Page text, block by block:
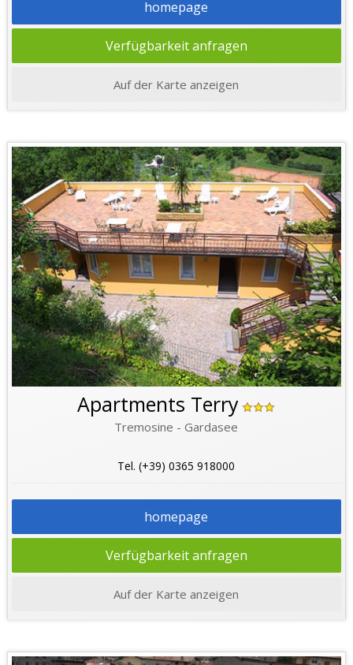
homepage
Verfügbarkeit anfragen
Auf der Karte anzeigen
Apartments Terry
Tremosine - Gardasee
Tel. (+39) 0365 918000
homepage
Verfügbarkeit anfragen
Auf der Karte anzeigen